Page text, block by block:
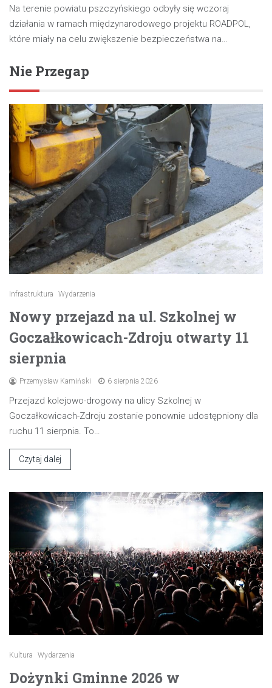
Na terenie powiatu pszczyńskiego odbyły się wczoraj
działania w ramach międzynarodowego projektu ROADPOL,
które miały na celu zwiększenie bezpieczeństwa na…
Nie Przegap
Infrastruktura Wydarzenia
Nowy przejazd na ul. Szkolnej w
Goczałkowicach-Zdroju otwarty 11
sierpnia
Przemysław Kamiński 6 sierpnia 2026
Przejazd kolejowo-drogowy na ulicy Szkolnej w
Goczałkowicach-Zdroju zostanie ponownie udostępniony dla
ruchu 11 sierpnia. To…
Czytaj dalej
Kultura Wydarzenia
Dożynki Gminne 2026 w